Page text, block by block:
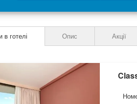
в готелі Опис Акції